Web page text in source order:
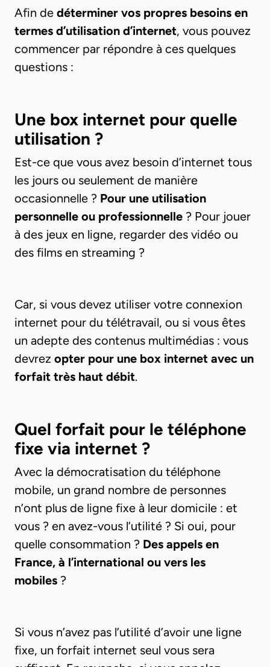
Afin de déterminer vos propres besoins en
termes d’utilisation d’internet, vous pouvez
commencer par répondre à ces quelques
questions :
Une box internet pour quelle
utilisation ?
Est-ce que vous avez besoin d’internet tous
les jours ou seulement de manière
occasionnelle ? Pour une utilisation
personnelle ou professionnelle ? Pour jouer
à des jeux en ligne, regarder des vidéo ou
des films en streaming ?
Car, si vous devez utiliser votre connexion
internet pour du télétravail, ou si vous êtes
un adepte des contenus multimédias : vous
devrez opter pour une box internet avec un
forfait très haut débit.
Quel forfait pour le téléphone
fixe via internet ?
Avec la démocratisation du téléphone
mobile, un grand nombre de personnes
n’ont plus de ligne fixe à leur domicile : et
vous ? en avez-vous l’utilité ? Si oui, pour
quelle consommation ? Des appels en
France, à l’international ou vers les
mobiles ?
Si vous n’avez pas l’utilité d’avoir une ligne
fixe, un forfait internet seul vous sera